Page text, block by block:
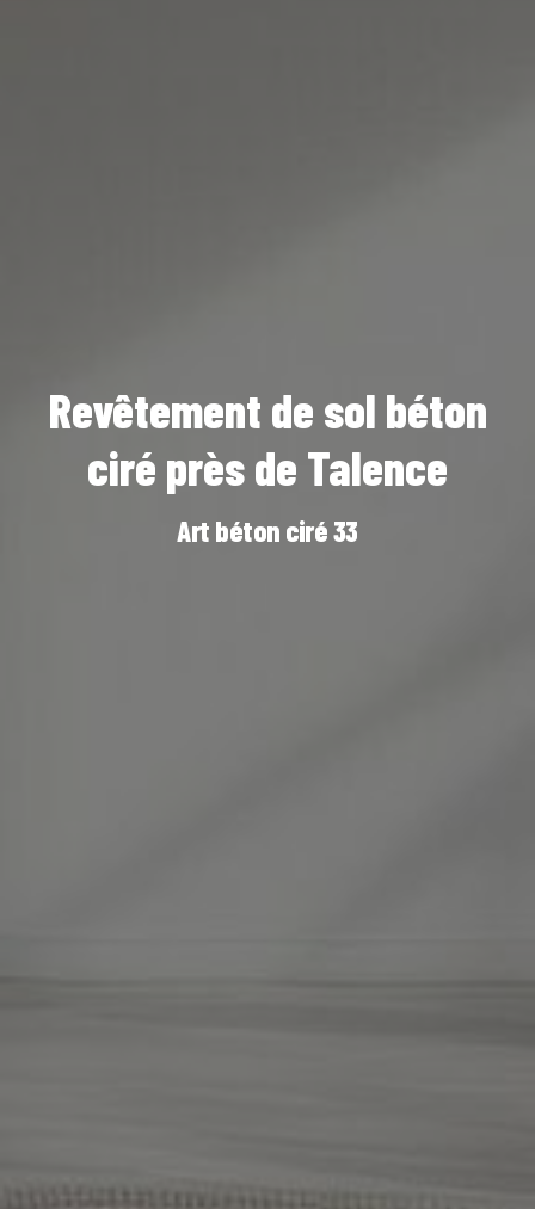
Revêtement de sol béton
ciré près de Talence
Art béton ciré 33